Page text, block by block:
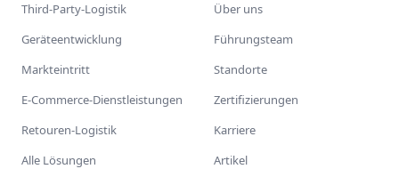
Third-Party-Logistik
Geräteentwicklung
Markteintritt
E-Commerce-Dienstleistungen
Retouren-Logistik
Alle Lösungen
Über uns
Führungsteam
Standorte
Zertifizierungen
Karriere
Artikel